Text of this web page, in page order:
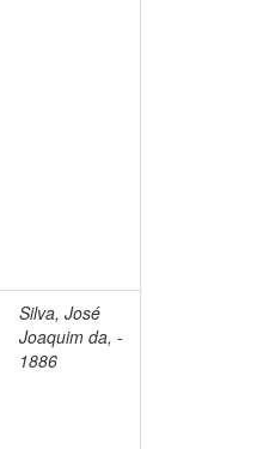
Silva, José
Joaquim da, -
1886